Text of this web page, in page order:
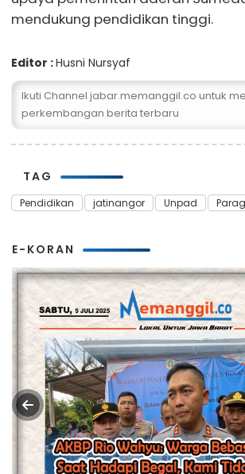
mendukung pendidikan tinggi.
Editor :Husni Nursyaf
Ikuti Channel jabar.memanggil.co untuk
perkembangan berita terbaru
TAG
Pendidikan jatinangor Unpad
E-KORAN